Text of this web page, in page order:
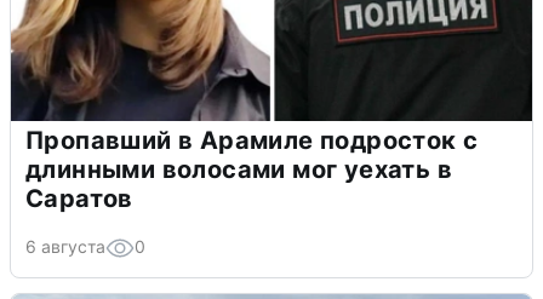
Пропавший в Арамиле подросток с
длинными волосами мог уехать в
Саратов
6 августа 0